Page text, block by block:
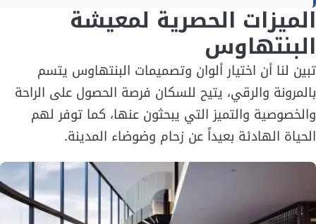
الميزات الحصرية لمعيشة
البنتهاوس
تبين لنا أن اختيار ألوان وتصميمات البنتهاوس يتسم
بالمرونة والرقي، يتيح للسكان فرصة الحصول على الراحة
والخصوصية والتميز التي يبحثون عنها، كما توفر لهم
الحياة الهادئة بعيداً عن زحام وضوضاء المدينة.